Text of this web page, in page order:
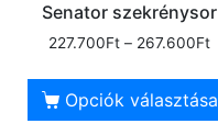
Senator szekrénysor
227.700Ft – 267.600Ft
Opciók választása